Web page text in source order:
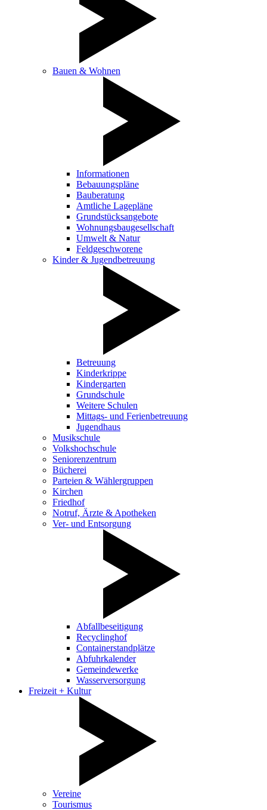
Bauen & Wohnen
Informationen
Bebauungspläne
Bauberatung
Amtliche Lagepläne
Grundstücksangebote
Wohnungsbaugesellschaft
Umwelt & Natur
Feldgeschworene
Kinder & Jugendbetreuung
Betreuung
Kinderkrippe
Kindergarten
Grundschule
Weitere Schulen
Mittags- und Ferienbetreuung
Jugendhaus
Musikschule
Volkshochschule
Seniorenzentrum
Bücherei
Parteien & Wählergruppen
Kirchen
Friedhof
Notruf, Ärzte & Apotheken
Ver- und Entsorgung
Abfallbeseitigung
Recyclinghof
Containerstandplätze
Abfuhrkalender
Gemeindewerke
Wasserversorgung
Freizeit + Kultur
Vereine
Tourismus